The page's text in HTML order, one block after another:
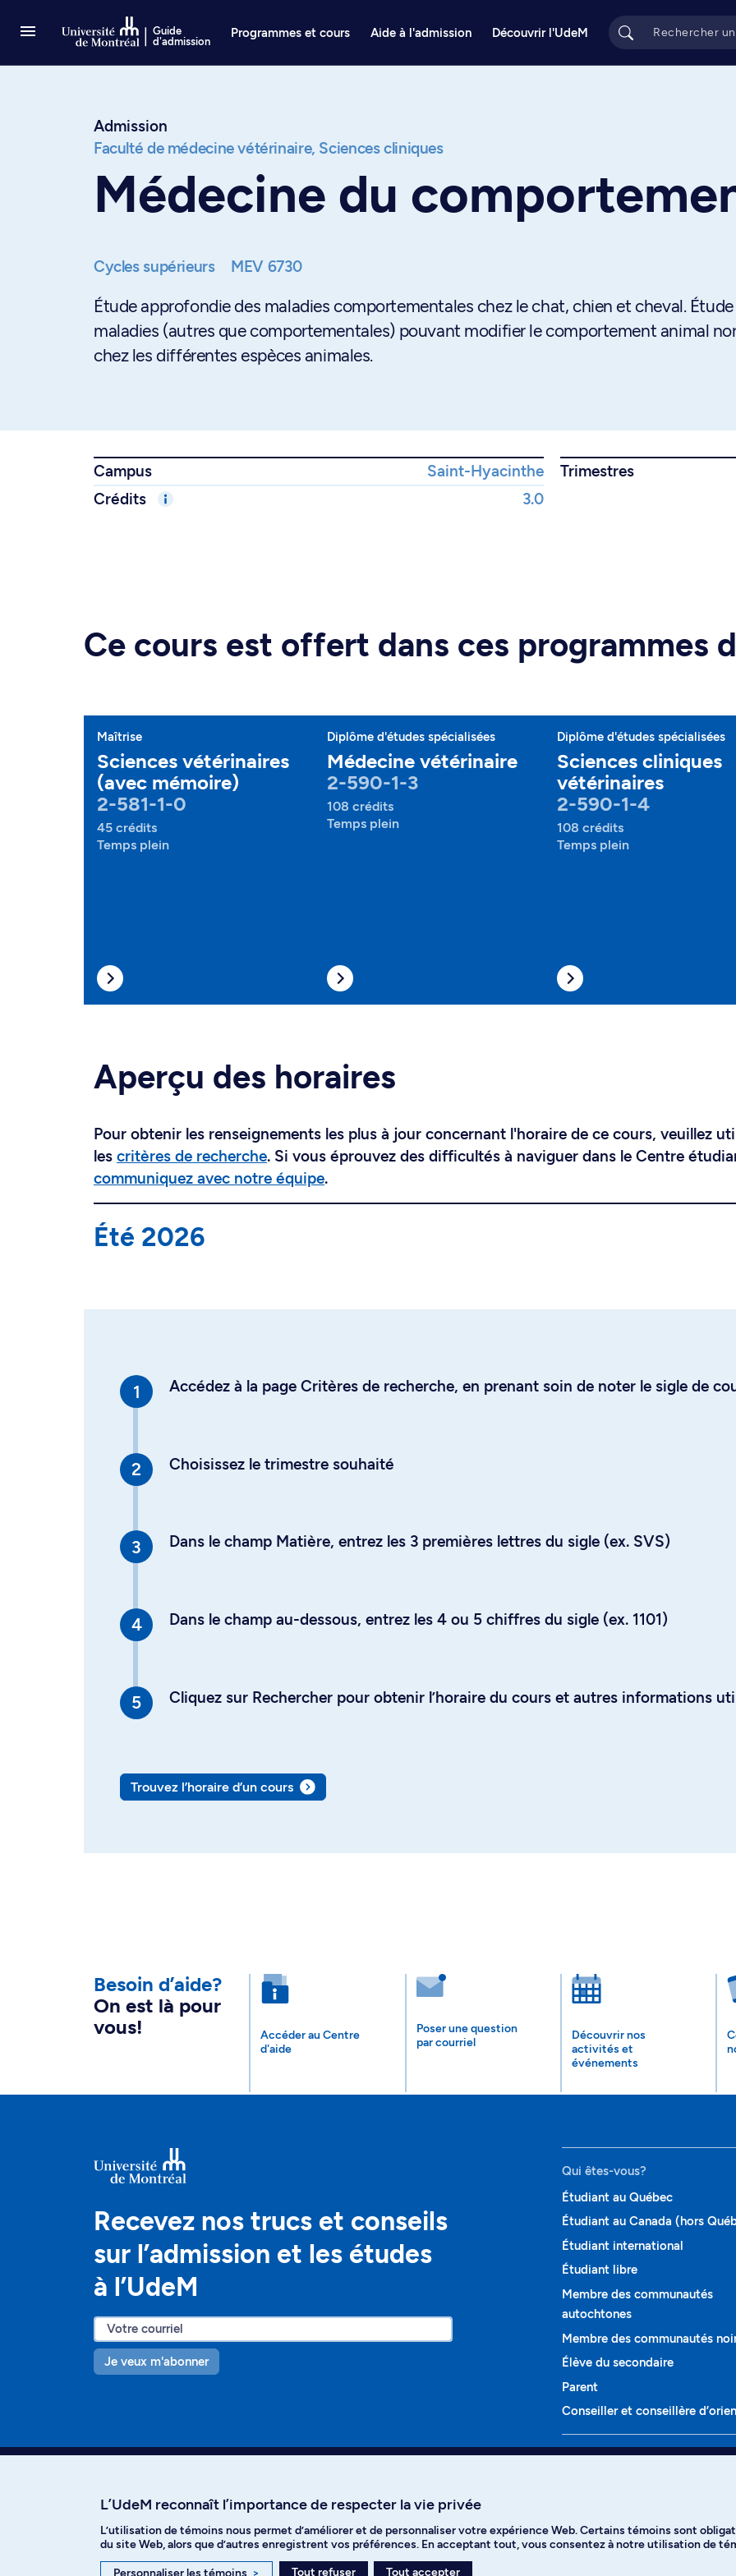
Guide
d'admission
Programmes et cours Aide à l'admission Découvrir l'UdeM
Admission
Faculté de médecine vétérinaire, Sciences cliniques
Médecine du
Cycles supérieurs MEV 6730
Étude approfondie des maladies comportementales chez le chat, chien et cheval.
maladies (autres que comportementales) pouvant modifier le comportement animal
chez les différentes espèces animales.
Campus Saint-Hyacinthe
Trimestres
Crédits
3.0
Ce cours est offert dans ces programmes
Maîtrise
Sciences vétérinaires
(avec mémoire)
2-581-1-0
45 crédits
Temps plein
Diplôme d'études spécialisées
Médecine vétérinaire
2-590-1-3
108 crédits
Temps plein
Diplôme d'études spécialisées
Sciences cliniques
vétérinaires
2-590-1-4
108 crédits
Temps plein
Aperçu des horaires
Pour obtenir les renseignements les plus à jour concernant l'horaire de ce cours, veuillez
les critères de recherche. Si vous éprouvez des difficultés à naviguer dans le Centre
communiquez avec notre équipe.
Été 2026
Accédez à la page Critères de recherche, en prenant soin de noter le sigle de
Choisissez le trimestre souhaité
Dans le champ Matière, entrez les 3 premières lettres du sigle (ex. SVS)
Dans le champ au-dessous, entrez les 4 ou 5 chiffres du sigle (ex. 1101)
Cliquez sur Rechercher pour obtenir l’horaire du cours et autres informations
Trouvez l’horaire d’un cours
Besoin d’aide?
On est là pour
vous!
Accéder au Centre
d'aide
Poser une question
par courriel
Découvrir nos
activités et
événements
Recevez nos trucs et conseils
sur l’admission et les études
à l’UdeM
Je veux m'abonner
Qui êtes-vous?
Étudiant au Québec
Étudiant au Canada (hors
Étudiant international
Étudiant libre
Membre des communautés
autochtones
Membre des communautés
Élève du secondaire
Parent
Conseiller et conseillère
Programmes et cours
Facebook Instagram TikTok YouTube Spotify
L’UdeM reconnaît l’importance de respecter la vie privée
L’utilisation de témoins nous permet d’améliorer et de personnaliser votre expérience Web. Certains témoins sont
du site Web, alors que d’autres enregistrent vos préférences. En acceptant tout, vous consentez à notre utilisation de
Personnaliser les témoins > Tout refuser Tout accepter